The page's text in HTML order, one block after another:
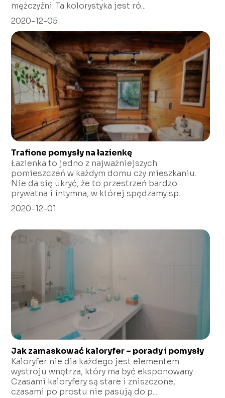
mężczyźni. Ta kolorystyka jest ró...
2020-12-05
Trafione pomysły na łazienkę
Łazienka to jedno z najważniejszych
pomieszczeń w każdym domu czy mieszkaniu.
Nie da się ukryć, że to przestrzeń bardzo
prywatna i intymna, w której spędzamy sp...
2020-12-01
Jak zamaskować kaloryfer – porady i pomysły
Kaloryfer nie dla każdego jest elementem
wystroju wnętrza, który ma być eksponowany.
Czasami kaloryfery są stare i zniszczone,
czasami po prostu nie pasują do p...